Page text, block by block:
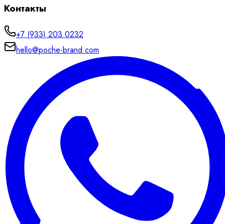
Контакты
+7 (933) 203 0232
hello@poche-brand.com